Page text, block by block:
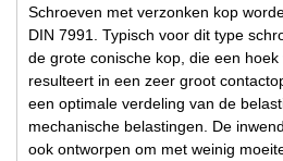
Schroeven met verzonken kop
DIN 7991. Typisch voor dit type
de grote conische kop, die een
resulteert in een zeer groot
een optimale verdeling van de
mechanische belastingen. De
ook ontworpen om met weinig